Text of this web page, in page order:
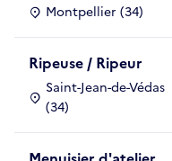
Montpellier (34)
Ripeuse / Ripeur
Saint-Jean-de-Védas
(34)